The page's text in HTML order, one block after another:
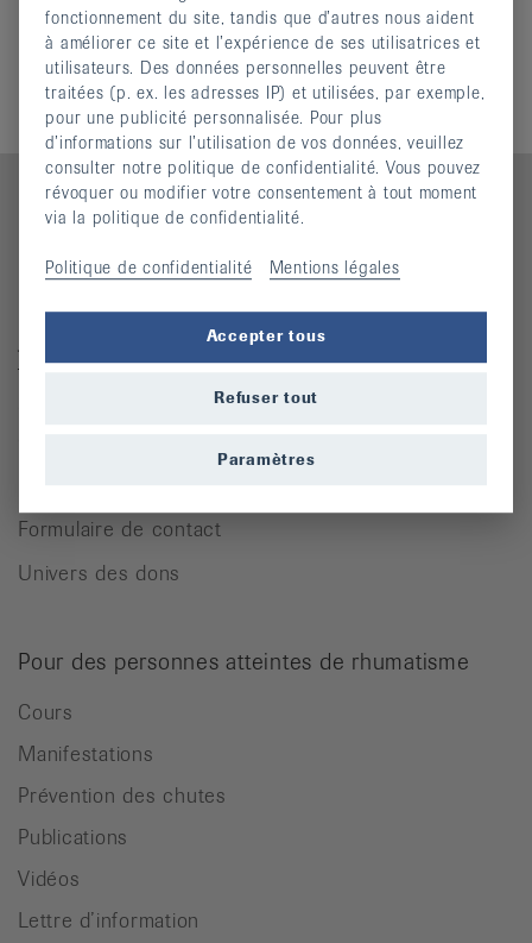
le rhumatisme Nouvelle directrice(pdf, 127,856 KO)
Annette Stolz Directrice de la Ligue suisse contre
le rhumatisme (jpg, 5,111 MO)
Contact
Ligue suisse contre le rhumatisme
Josefstrasse 92, 8005 Zürich
Téléphone: 044 487 40 00
Coordonnées bancaires
Formulaire de contact
Univers des dons
Pour des personnes atteintes de rhumatisme
Cours
Manifestations
Prévention des chutes
Publications
Vidéos
Lettre d’information
fonctionnement du site, tandis que d’autres nous aident
à améliorer ce site et l’expérience de ses utilisatrices et
utilisateurs. Des données personnelles peuvent être
traitées (p. ex. les adresses IP) et utilisées, par exemple,
pour une publicité personnalisée. Pour plus
d’informations sur l’utilisation de vos données, veuillez
consulter notre politique de confidentialité. Vous pouvez
révoquer ou modifier votre consentement à tout moment
via la politique de confidentialité.
Politique de confidentialité Mentions légales
Accepter tous
Refuser tout
Paramètres